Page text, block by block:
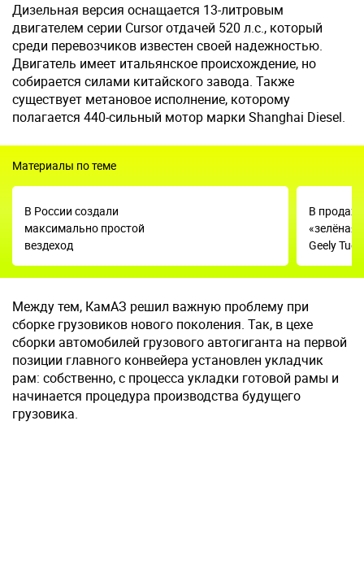
Дизельная версия оснащается 13-литровым
двигателем серии Cursor отдачей 520 л.с., который
среди перевозчиков известен своей надежностью.
Двигатель имеет итальянское происхождение, но
собирается силами китайского завода. Также
существует метановое исполнение, которому
полагается 440-сильный мотор марки Shanghai Diesel.
Материалы по теме
В России создали
максимально простой
вездеход
В
Geely
Между тем, КамАЗ решил важную проблему при
сборке грузовиков нового поколения. Так, в цехе
сборки автомобилей грузового автогиганта на первой
позиции главного конвейера установлен укладчик
рам: собственно, с процесса укладки готовой рамы и
начинается процедура производства будущего
грузовика.